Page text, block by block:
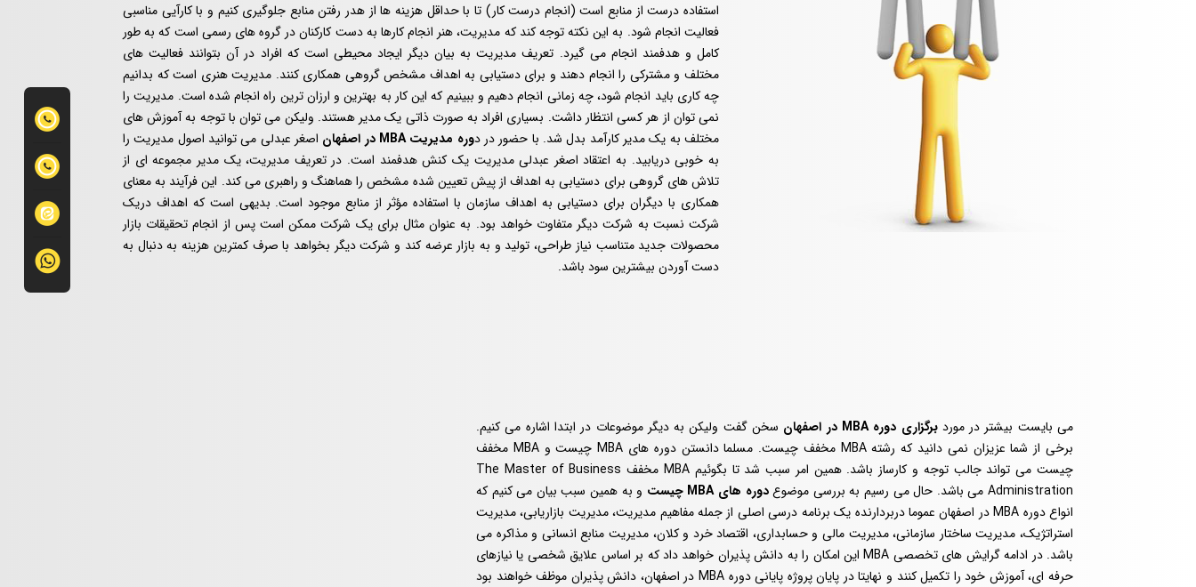
استفاده درست از منابع است (انجام درست کار) تا با حداقل هزینه ‌ها از هدر رفتن منابع جلوگیری کنیم و با کارآیی مناسبی
فعالیت انجام شود. به این نکته توجه کند که مدیریت، هنر انجام کارها به دست کارکنان در گروه های رسمی است که به طور
کامل و هدفمند انجام می گیرد. تعریف مدیریت به بیان دیگر ایجاد محیطی است که افراد در آن بتوانند فعالیت های
مختلف و مشترکی را انجام دهند و برای دستیابی به اهداف مشخص گروهی همکاری کنند. مدیریت هنری است که بدانیم
چه کاری باید انجام شود، چه زمانی انجام دهیم و ببینیم که این کار به بهترین و ارزان ترین راه انجام شده است. مدیریت را
نمی توان از هر کسی انتظار داشت. بسیاری افراد به صورت ذاتی یک مدیر هستند. ولیکن می توان با توجه به آموزش های
مختلف به یک مدیر کارآمد بدل شد. با حضور در دوره مدیریت MBA در اصفهان
اصغر عبدلی می توانید اصول مدیریت را
به خوبی دریابید. به اعتقاد اصغر عبدلی مدیریت یک کنش هدفمند است. در تعریف مدیریت، یک مدیر مجموعه ای از
تلاش های گروهی برای دستیابی به اهداف از پیش تعیین شده مشخص را هماهنگ و راهبری می کند. این فرآیند به معنای
همکاری با دیگران برای دستیابی به اهداف سازمان با استفاده مؤثر از منابع موجود است. بدیهی است که اهداف دریک
شرکت نسبت به شرکت دیگر متفاوت خواهد بود. به عنوان مثال برای یک شرکت ممکن است پس از انجام تحقیقات بازار
محصولات جدید متناسب نیاز طراحی، تولید و به بازار عرضه کند و شرکت دیگر بخواهد با صرف کمترین هزینه به دنبال به
دست آوردن بیشترین سود باشد.
می بایست بیشتر در موردبرگزاری دوره MBA در اصفهان
سخن گفت ولیکن به دیگر موضوعات در ابتدا اشاره می کنیم.
برخی از شما عزیزان نمی دانید که رشته MBA مخفف چیست. مسلما دانستن دوره های MBA چیست و MBA مخفف
چیست می تواند جالب توجه و کارساز باشد. همین امر سبب شد تا بگوئیم MBA مخفف The Master of Business
Administration می باشد. حال می رسیم به بررسی موضوع
دوره های MBA چیست
و به همین سبب بیان می کنیم که
انواع دوره MBA در اصفهان عموما دربردارنده یک برنامه درسی اصلی از جمله مفاهیم مدیریت، مدیریت بازاریابی، مدیریت
استراتژیک، مدیریت ساختار سازمانی، مدیریت مالی و حسابداری، اقتصاد خرد و کلان، مدیریت منابع انسانی و مذاکره می
باشد. در ادامه گرایش های تخصصی MBA این امکان را به دانش پذیران خواهد داد که بر اساس علایق شخصی یا نیازهای
حرفه ‌ای، آموزش خود را تکمیل کنند و نهایتا در پایان پروژه پایانی دوره MBA در اصفهان، دانش پذیران موظف خواهند بود